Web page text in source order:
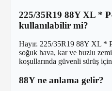
225/35R19 88Y XL *
kullanılabilir mi?
Hayır. 225/35R19 88Y XL *
soğuk hava, kar ve buzlu
koşullarında güvenli sürüş
88Y ne anlama gelir?